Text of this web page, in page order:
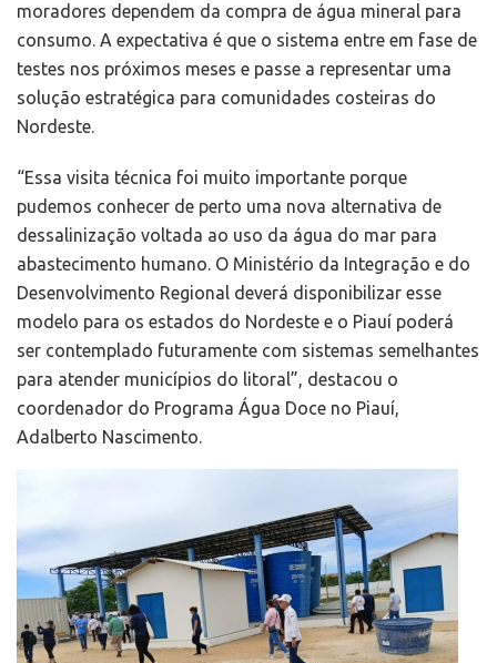
moradores dependem da compra de água mineral para
consumo. A expectativa é que o sistema entre em fase de
testes nos próximos meses e passe a representar uma
solução estratégica para comunidades costeiras do
Nordeste.
“Essa visita técnica foi muito importante porque
pudemos conhecer de perto uma nova alternativa de
dessalinização voltada ao uso da água do mar para
abastecimento humano. O Ministério da Integração e do
Desenvolvimento Regional deverá disponibilizar esse
modelo para os estados do Nordeste e o Piauí poderá
ser contemplado futuramente com sistemas semelhantes
para atender municípios do litoral”, destacou o
coordenador do Programa Água Doce no Piauí,
Adalberto Nascimento.